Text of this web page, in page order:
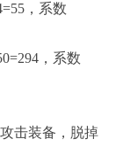
，系数
，系数
击装备，脱掉